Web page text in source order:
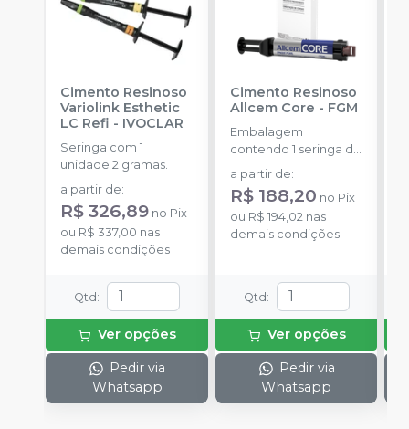
Cimento Resinoso
Variolink Esthetic
LC Refi - IVOCLAR
Seringa com 1
unidade 2 gramas.
a partir de:
R$ 326,89 no Pix
ou R$ 337,00 nas
demais condições
Qtd :
Ver opções
Pedir via
Whatsapp
Cimento Resinoso
Allcem Core - FGM
Embalagem
contendo 1 seringa de
corpo duplo com 6g
e 8 ponteiras
a partir de:
R$ 188,20 no Pix
ou R$ 194,02nas
demais condições
Qtd :
Ver opções
Pedir via
Whatsapp